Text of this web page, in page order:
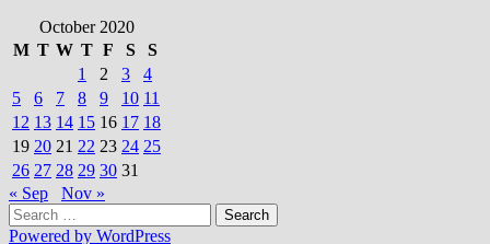
October 2020
M T W T F S
S
1
2 3
4
5
6 7 8 9 10 11
12 13 14 15 16 17 18
19 20 21 22 23 24 25
26 27 28 29 30 31
« Sep
Nov »
Search
for:
Powered by WordPress